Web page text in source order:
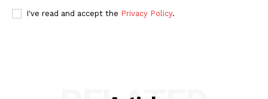
I've read and accept the Privacy Policy.